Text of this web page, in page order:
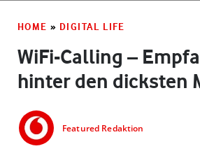
HOME » DIGITAL LIFE
WiFi-Calling –
hinter den dicksten
Featured Redaktion